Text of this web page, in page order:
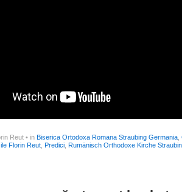
Reut • in Biserica Ortodoxa Romana Straubing Germania,
Florin Reut, Predici, Rumänisch Orthodoxe Kirche